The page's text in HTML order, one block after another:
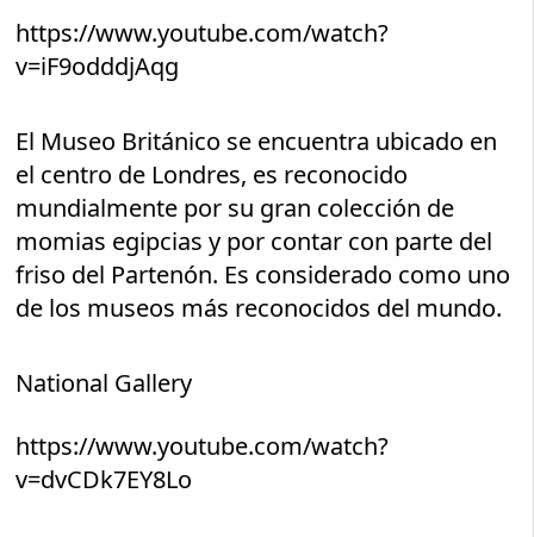
https://www.youtube.com/watch?
v=iF9odddjAqg
El Museo Británico se encuentra ubicado en
el centro de Londres, es reconocido
mundialmente por su gran colección de
momias egipcias y por contar con parte del
friso del Partenón. Es considerado como uno
de los museos más reconocidos del mundo.
National Gallery
https://www.youtube.com/watch?
v=dvCDk7EY8Lo